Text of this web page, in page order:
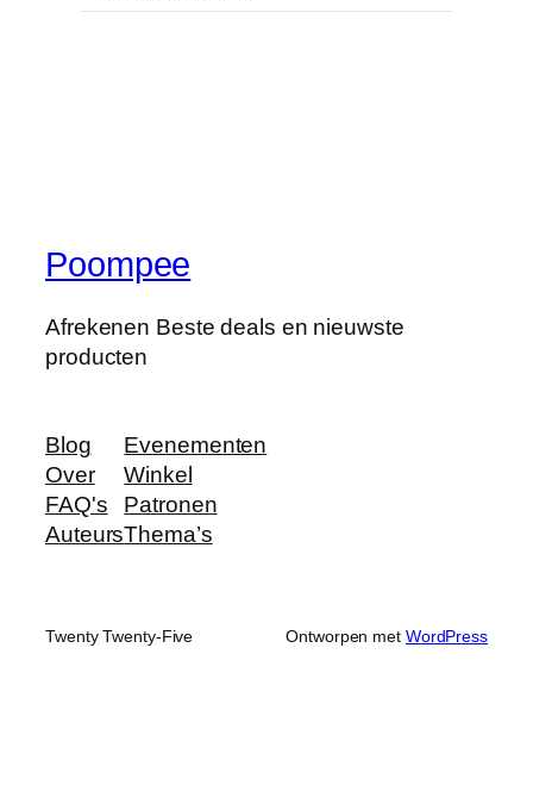
Poompee
Afrekenen Beste deals en nieuwste
producten
Blog
Over
FAQ's
Auteurs
Evenementen
Winkel
Patronen
Thema’s
Twenty Twenty-Five Ontworpen met WordPress